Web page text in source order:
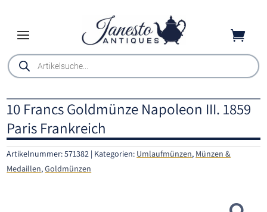

Products
search
10 Francs Goldmünze Napoleon III. 1859
Paris Frankreich
Artikelnummer:571382 Kategorien: Umlaufmünzen, Münzen &
Medaillen,Goldmünzen